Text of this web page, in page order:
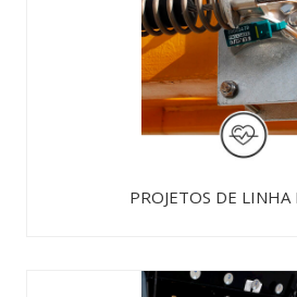
PROJETOS DE LINHA